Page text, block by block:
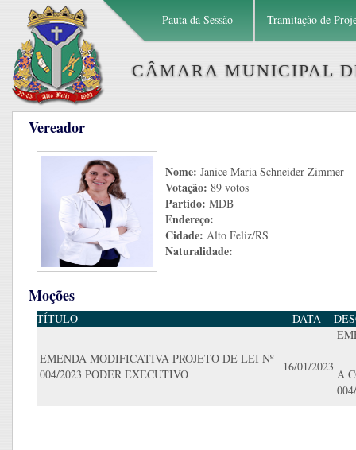
Pauta da Sessão Tramitação de
CÂMARA MUNICIPAL
Vereador
Nome: Janice Maria Schneider Zimmer
Votação: 89 votos
Partido: MDB
Endereço:
Cidade: Alto Feliz/RS
Naturalidade:
Moções
TÍTULO DATA
EMENDA MODIFICATIVA PROJETO DE LEI Nº
004/2023 PODER EXECUTIVO
16/01/2023
A